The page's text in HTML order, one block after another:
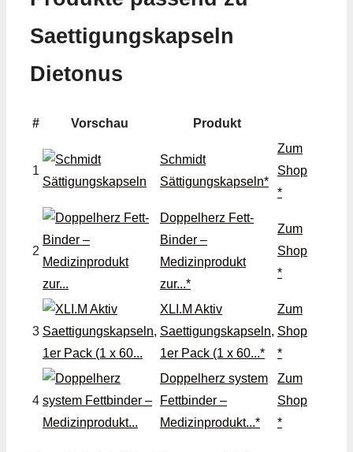
Saettigungskapseln
Dietonus
# Vorschau Produkt
1
Schmidt
Sättigungskapseln*
Zum
Shop
*
2
Doppelherz Fett-
Binder –
Medizinprodukt
zur...*
Zum
Shop
*
3
XLI.M Aktiv
Saettigungskapseln,
1er Pack (1 x 60...*
Zum
Shop
*
4
Doppelherz system
Fettbinder –
Medizinprodukt...*
Zum
Shop
*